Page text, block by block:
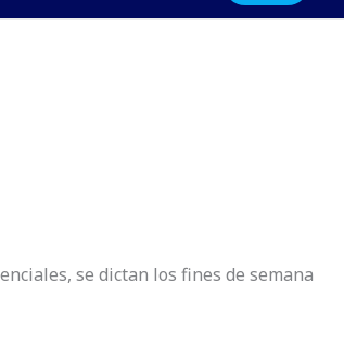
se dictan los fines de semana